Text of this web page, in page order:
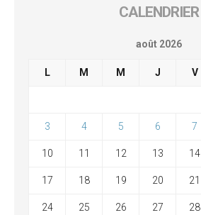
CALENDRIER
août 2026
L M M J V
3 4 5 6 7
10 11 12 13 14
17 18 19 20 21
24 25 26 27 28